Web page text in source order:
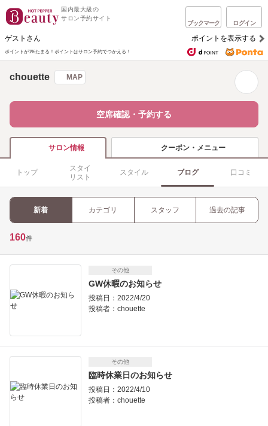
国内最大級の
サロン予約サイト
ブックマーク ログイン
ゲストさん ポイントを表示する
ポイントが1%たまる！ ポイントはサロン予約でつかえる！
chouette MAP
空席確認・予約する
サロン情報 クーポン・メニュー
トップ
スタイ
リスト
スタイル ブログ 口コミ
新着 カテゴリ スタッフ 過去の記事
160件
その他
GW休暇のお知らせ
投稿日：2022/4/20
投稿者： chouette
その他
臨時休業日のお知らせ
投稿日：2022/4/10
投稿者： chouette